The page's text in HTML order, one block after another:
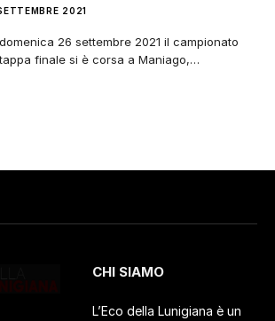
2021
26 settembre 2021 il campionato
finale si è corsa a Maniago,…
CHI SIAMO
L’Eco della Lunigiana è un